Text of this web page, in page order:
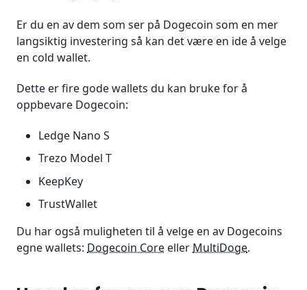
Er du en av dem som ser på Dogecoin som en mer
langsiktig investering så kan det være en ide å velge
en cold wallet.
Dette er fire gode wallets du kan bruke for å
oppbevare Dogecoin:
Ledge Nano S
Trezo Model T
KeepKey
TrustWallet
Du har også muligheten til å velge en av Dogecoins
egne wallets: Dogecoin Core eller MultiDoge.